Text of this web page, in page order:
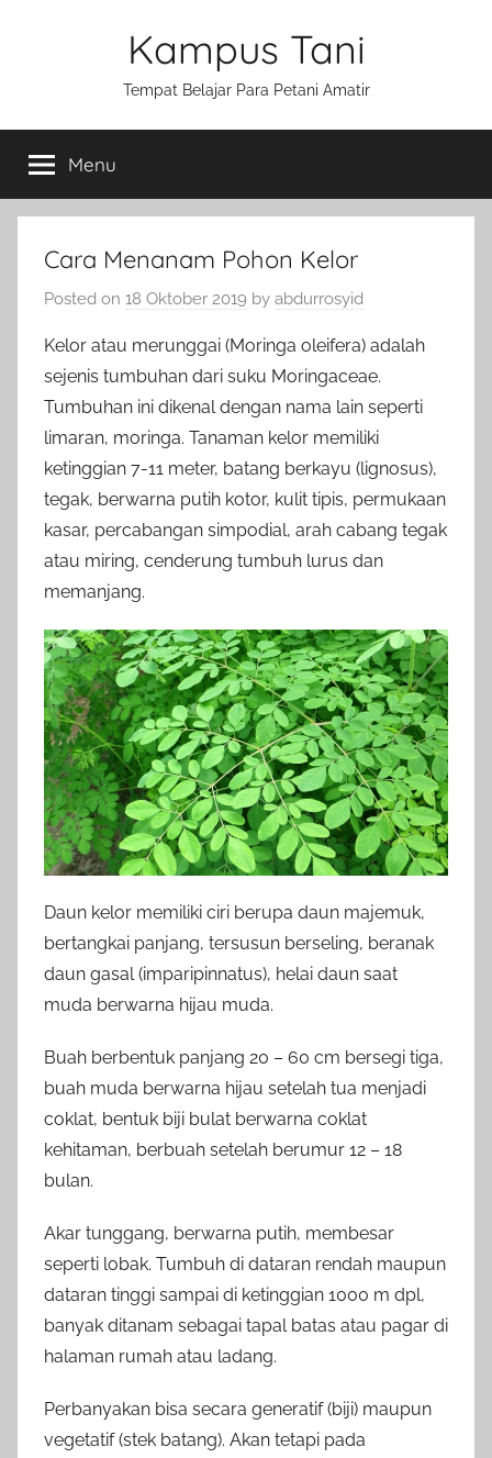
Kampus Tani
Tempat Belajar Para Petani Amatir
Menu
Cara Menanam Pohon Kelor
Posted on 18 Oktober 2019 by abdurrosyid
Kelor atau merunggai (Moringa oleifera) adalah
sejenis tumbuhan dari suku Moringaceae.
Tumbuhan ini dikenal dengan nama lain seperti
limaran, moringa. Tanaman kelor memiliki
ketinggian 7-11 meter, batang berkayu (lignosus),
tegak, berwarna putih kotor, kulit tipis, permukaan
kasar, percabangan simpodial, arah cabang tegak
atau miring, cenderung tumbuh lurus dan
memanjang.
Daun kelor memiliki ciri berupa daun majemuk,
bertangkai panjang, tersusun berseling, beranak
daun gasal (imparipinnatus), helai daun saat
muda berwarna hijau muda.
Buah berbentuk panjang 20 – 60 cm bersegi tiga,
buah muda berwarna hijau setelah tua menjadi
coklat, bentuk biji bulat berwarna coklat
kehitaman, berbuah setelah berumur 12 – 18
bulan.
Akar tunggang, berwarna putih, membesar
seperti lobak. Tumbuh di dataran rendah maupun
dataran tinggi sampai di ketinggian 1000 m dpl,
banyak ditanam sebagai tapal batas atau pagar di
halaman rumah atau ladang.
Perbanyakan bisa secara generatif (biji) maupun
vegetatif (stek batang). Akan tetapi pada